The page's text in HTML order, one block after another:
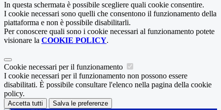
In questa schermata è possibile scegliere quali cookie consentire.
I cookie necessari sono quelli che consentono il funzionamento della
piattaforma e non è possibile disabilitarli.
Per conoscere quali sono i cookie necessari al funzionamento potete
visionare la COOKIE POLICY.
Cookie necessari per il funzionamento
I cookie necessari per il funzionamento non possono essere
disabilitati. È possibile consultare l'elenco nella pagina della cookie
policy.
Accetta tutti Salva le preferenze